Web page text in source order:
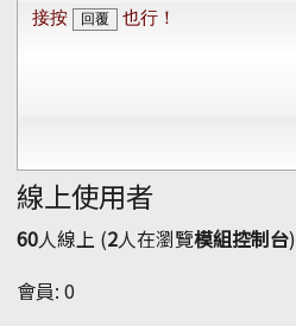
線上使用者
60人線上 (2人在瀏覽模組控制台)
會員: 0